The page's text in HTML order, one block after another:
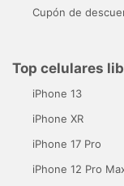
Cupón de
Top celulares
iPhone 13
iPhone XR
iPhone 17 Pro
iPhone 12 Pro